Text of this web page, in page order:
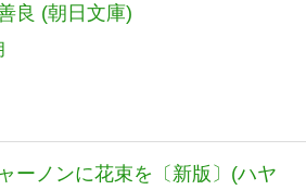
良 (朝日文庫)
ーノンに花束を〔新版〕(ハヤ